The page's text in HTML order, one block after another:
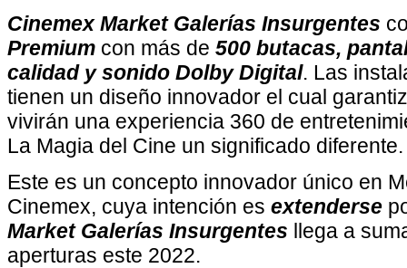
Cinemex Market Galerías Insurgentes
Premium con más de 500 butacas,
calidad y sonido Dolby Digital. Las
tienen un diseño innovador el cual
vivirán una experiencia 360 de
La Magia del Cine un significado diferente.
Este es un concepto innovador único en
Cinemex, cuya intención es extenderse
Market Galerías Insurgentes llega a
aperturas este 2022.